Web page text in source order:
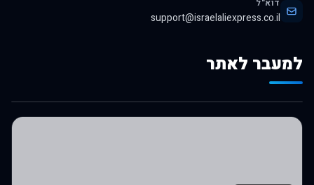
דוא"ל
support@israelaliexpress.co.il
למעבר לאתר
לרכישה באלי אקספרס